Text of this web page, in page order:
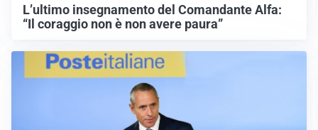
L’ultimo insegnamento del Comandante Alfa:
“Il coraggio non è non avere paura”